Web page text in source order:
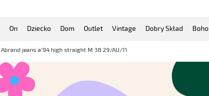
On Dziecko Dom Outlet Vintage Dobry Skład Boho
Abrand jeans a'94 high straight M 38 29/AU/11